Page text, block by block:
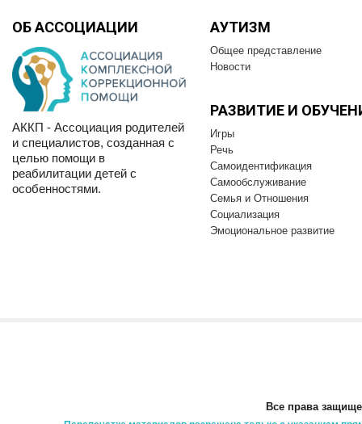
ОБ АССОЦИАЦИИ
АККП - Ассоциация родителей
и специалистов, созданная с
целью помощи в
реабилитации детей с
особенностями.
АУТИЗМ
Общее представление
Новости
РАЗВИТИЕ И
Игры
Речь
Самоидентификация
Самообслуживание
Семья и Отношения
Социализация
Эмоциональное развитие
Все права